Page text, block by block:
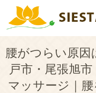
腰がつらい原因
戸市・尾張旭
マッサージ｜